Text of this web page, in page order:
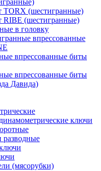
TORX (шестигранные)
RIBE (шестигранные)
в головку
впрессованные
впрессованные биты
впрессованные биты
Давида)
ключи
(мясорубки)